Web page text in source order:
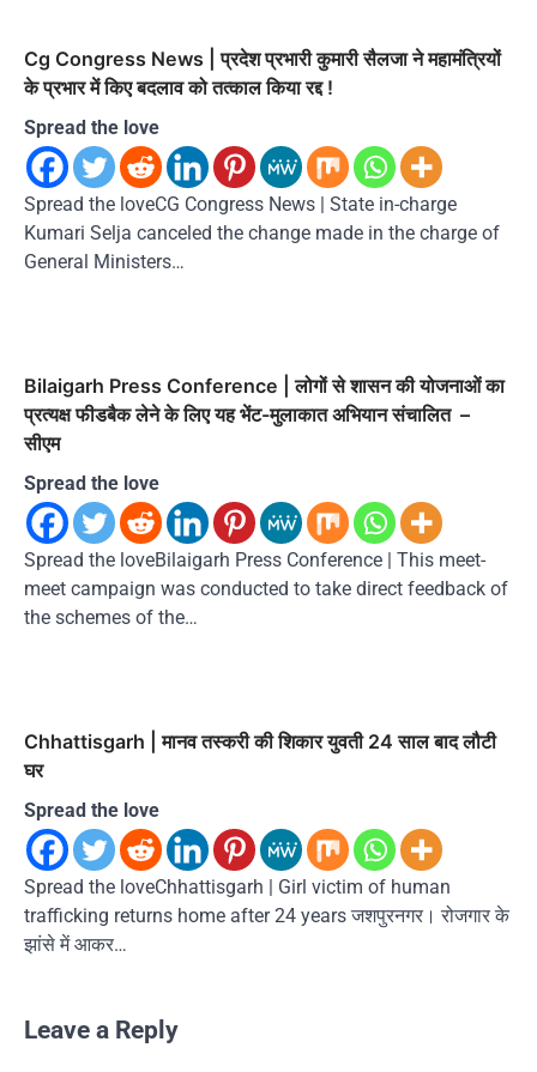
Cg Congress News | प्रदेश प्रभारी कुमारी सैलजा ने महामंत्रियों
के प्रभार में किए बदलाव को तत्‍काल किया रद्द !
Spread the love
Spread the loveCG Congress News | State in-charge
Kumari Selja canceled the change made in the charge of
General Ministers…
Bilaigarh Press Conference | लोगों से शासन की योजनाओं का
प्रत्यक्ष फीडबैक लेने के लिए यह भेंट-मुलाकात अभियान संचालित –
सीएम
Spread the love
Spread the loveBilaigarh Press Conference | This meet-
meet campaign was conducted to take direct feedback of
the schemes of the…
Chhattisgarh | मानव तस्करी की शिकार युवती 24 साल बाद लौटी
घर
Spread the love
Spread the loveChhattisgarh | Girl victim of human
trafficking returns home after 24 years जशपुरनगर। रोजगार के
झांसे में आकर…
Leave a Reply